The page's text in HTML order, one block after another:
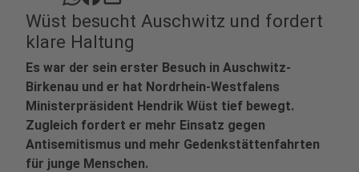
Wüst besucht Auschwitz und fordert
klare Haltung
Es war der sein erster Besuch in Auschwitz-
Birkenau und er hat Nordrhein-Westfalens
Ministerpräsident Hendrik Wüst tief bewegt.
Zugleich fordert er mehr Einsatz gegen
Antisemitismus und mehr Gedenkstättenfahrten
für junge Menschen.